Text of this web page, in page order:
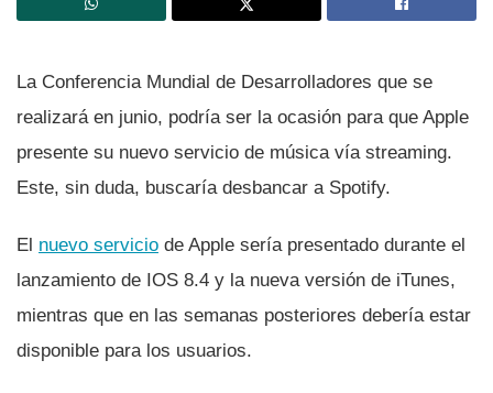
La Conferencia Mundial de Desarrolladores que se
realizará en junio, podrí­a ser la ocasión para que Apple
presente su nuevo servicio de música ví­a streaming.
Este, sin duda, buscarí­a desbancar a Spotify.
El nuevo servicio de Apple serí­a presentado durante el
lanzamiento de IOS 8.4 y la nueva versión de iTunes,
mientras que en las semanas posteriores deberí­a estar
disponible para los usuarios.